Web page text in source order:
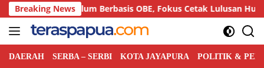
Langsung
ke
konten
Breaking News
Kurikulum Berbasis OBE, Fokus Cetak Lulusan Hukum
DAERAH SERBA – SERBI KOTA JAYAPURA POLITIK &